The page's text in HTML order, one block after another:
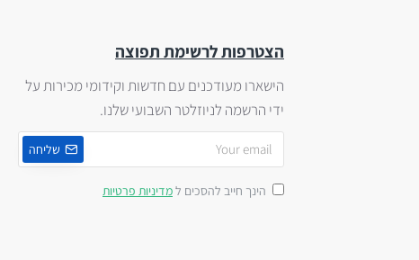
הצטרפות לרשימת תפוצה
הישארו מעודכנים עם חדשות וקידומי מכירות על
ידי הרשמה לניוזלטר השבועי שלנו.
שליחה
הינך חייב להסכים למדיניות פרטיות